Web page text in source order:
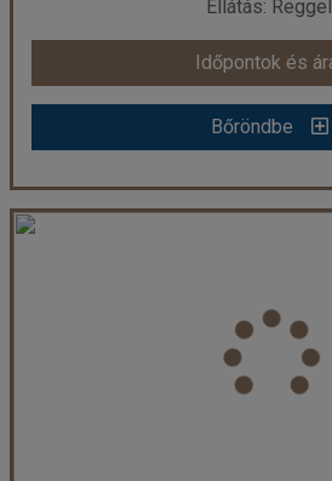
Időpontok és
Bőröndbe
Ellátás:
Időpontok és
Bőröndbe
Grand Hotel Park - 3
Város:
Utazás módja:
Ellátás:
Reggeli
Szálláskategória: